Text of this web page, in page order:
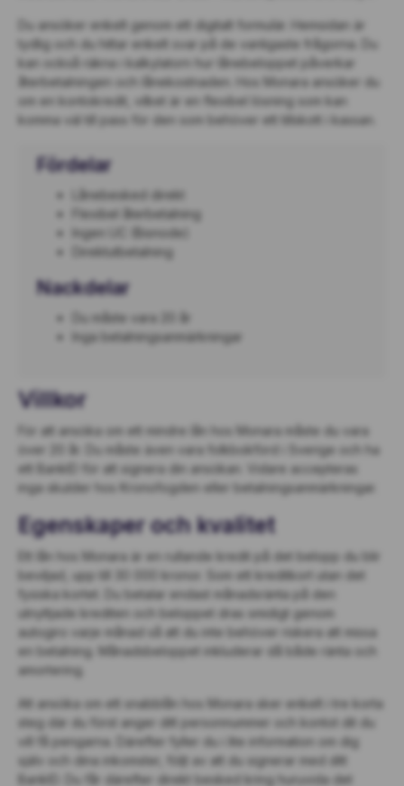
Du ansöker enkelt genom ett digitalt formulär. Hemsidan är
tydlig och du hittar enkelt svar på de vanligaste frågorna. Du
kan också räkna i kalkylatorn hur lånebeloppet påverkar
återbetalningen och lånekostnaden. Hos Monara ansöker du
om en kontokredit, vilket är en flexibel lösning som kan
komma väl till pass för den som behöver ett tillskott i kassan.
Fördelar
Lånebesked direkt
Flexibel återbetalning
Ingen UC (Bisnode)
Direktutbetalning
Nackdelar
Du måste vara 20 år
Inga betalningsanmärkningar
Villkor
För att ansöka om ett mindre lån hos Monara måste du vara
över 20 år. Du måste även vara folkbokförd i Sverige och ha
ett BankID för att signera din ansökan. Vidare accepteras
inga skulder hos Kronofogden eller betalningsanmärkningar.
Egenskaper och kvalitet
Ett lån hos Monara är en rullande kredit på det belopp du blir
beviljad, upp till 30 000 kronor. Som ett kreditkort utan det
fysiska kortet. Du betalar endast månadsränta på den
utnyttjade krediten och beloppet dras smidigt genom
autogiro varje månad så att du inte behöver riskera att missa
en betalning. Månadsbeloppet inkluderar då både ränta och
amortering.
Att ansöka om ett snabblån hos Monara sker enkelt i tre korta
steg där du först anger ditt personnummer och kontot dit du
vill få pengarna. Därefter fyller du i lite information om dig
själv och dina inkomster, följt av att du signerar med ditt
BankID. Du får därefter direkt besked kring huruvida det